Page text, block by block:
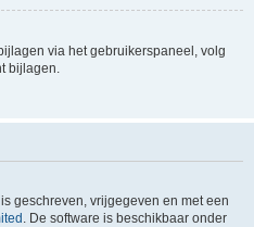
via het gebruikerspaneel, volg
bijlagen.
geschreven, vrijgegeven en met een
. De software is beschikbaar onder